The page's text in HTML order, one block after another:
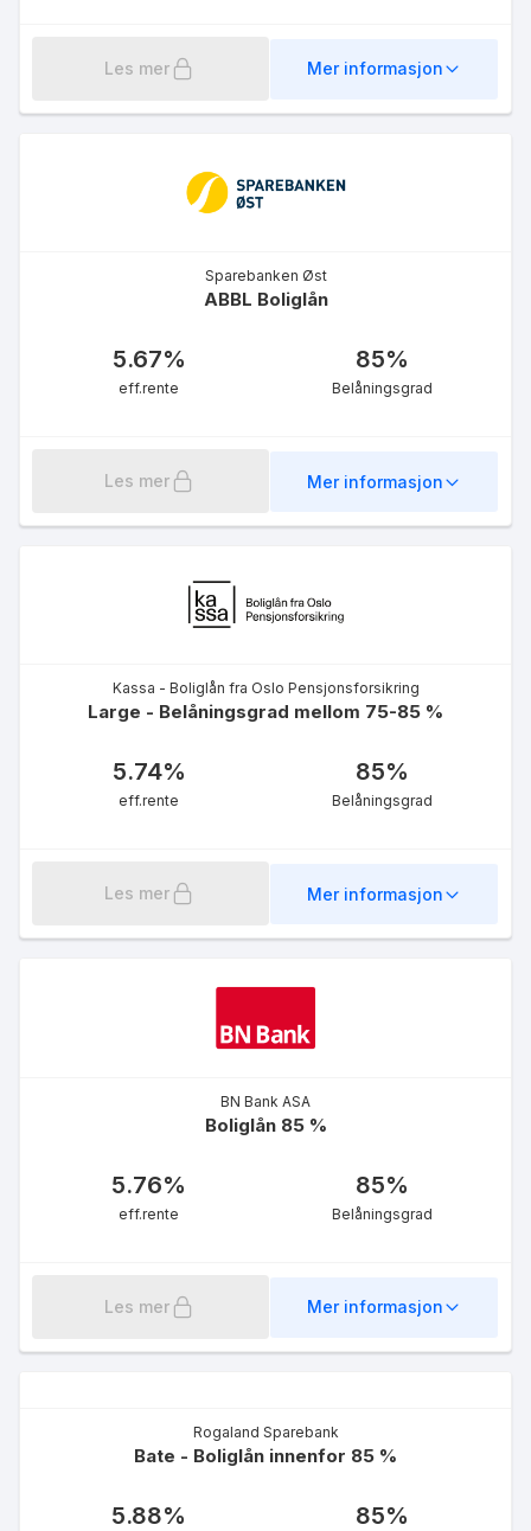
Les mer Mer informasjon
Sparebanken Øst
ABBL Boliglån
5.67%
eff.rente
85%
Belåningsgrad
Les mer Mer informasjon
Kassa - Boliglån fra Oslo Pensjonsforsikring
Large - Belåningsgrad mellom 75-85 %
5.74%
eff.rente
85%
Belåningsgrad
Les mer Mer informasjon
BN Bank ASA
Boliglån 85 %
5.76%
eff.rente
85%
Belåningsgrad
Les mer Mer informasjon
Rogaland Sparebank
Bate - Boliglån innenfor 85 %
5.88% 85%